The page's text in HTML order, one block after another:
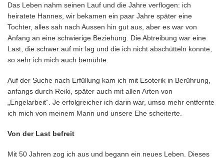
Das Leben nahm seinen Lauf und die Jahre verflogen: ich
heiratete Hannes, wir bekamen ein paar Jahre später eine
Tochter, alles sah nach Aussen hin gut aus, aber es war von
Anfang an eine schwierige Beziehung. Die Abtreibung war eine
Last, die schwer auf mir lag und die ich nicht abschütteln konnte,
so sehr ich mich auch bemühte.
Auf der Suche nach Erfüllung kam ich mit Esoterik in Berührung,
anfangs durch Reiki, später auch mit allen Arten von
„Engelarbeit“. Je erfolgreicher ich darin war, umso mehr entfernte
ich mich von meinem Mann und unsere Ehe scheiterte.
Von der Last befreit
Mit 50 Jahren zog ich aus und begann ein neues Leben. Dieses